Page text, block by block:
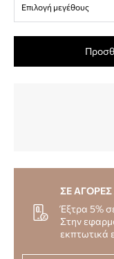
Επιλογή μεγέθους
ΣΕ
Έξτρα 5%
Στην
εκπτωτικά